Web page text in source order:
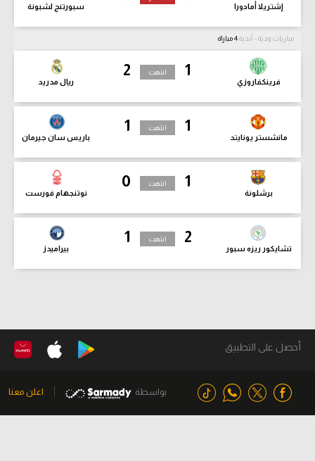
إشتريلا أمادورا سبورتنج لشبونة
مباريات ودية - أندية
1
فرينكفاروزي
2
ريال مدريد
انتهت
1
مانشستر يونايتد
1
باريس سان جيرمان
انتهت
1
برشلونة
0
نوتنجهام فورست
انتهت
2
تشايكور ريزه سبور
1
بيراميدز
انتهت
أحصل على التطبيق
بواسطة اعلن معنا